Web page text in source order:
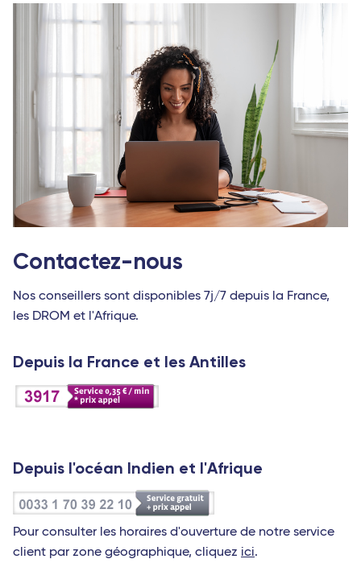
Contactez-nous
Nos conseillers sont disponibles 7j/7 depuis la France,
les DROM et l'Afrique.
Depuis la France et les Antilles
Depuis l'océan Indien et l'Afrique
Pour consulter les horaires d'ouverture de notre service
client par zone géographique, cliquez ici.